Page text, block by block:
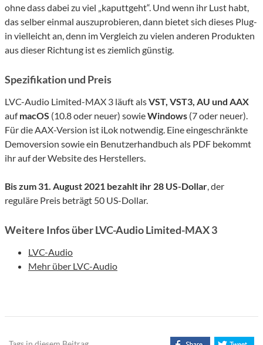
ohne dass dabei zu viel „kaputtgeht“. Und wenn ihr Lust habt,
das selber einmal auszuprobieren, dann bietet sich dieses Plug-
in vielleicht an, denn im Vergleich zu vielen anderen Produkten
aus dieser Richtung ist es ziemlich günstig.
Spezifikation und Preis
LVC-Audio Limited-MAX 3 läuft alsVST, VST3, AU und AAX
aufmacOS (10.8 oder neuer) sowieWindows (7 oder neuer).
Für die AAX-Version ist iLok notwendig. Eine eingeschränkte
Demoversion sowie ein Benutzerhandbuch als PDF bekommt
ihr auf der Website des Herstellers.
Bis zum 31. August 2021 bezahlt ihr 28 US-Dollar, der
reguläre Preis beträgt 50 US-Dollar.
Weitere Infos über LVC-Audio Limited-MAX 3
LVC-Audio
Mehr über LVC-Audio